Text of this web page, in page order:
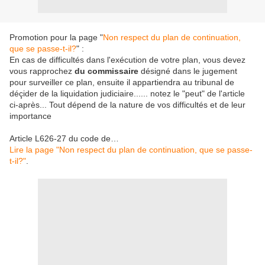
Promotion pour la page "Non respect du plan de continuation,
que se passe-t-il?" :
En cas de difficultés dans l'exécution de votre plan, vous devez
vous rapprochez du commissaire désigné dans le jugement
pour surveiller ce plan, ensuite il appartiendra au tribunal de
déçider de la liquidation judiciaire...... notez le "peut" de l'article
ci-après... Tout dépend de la nature de vos difficultés et de leur
importance
Article L626-27 du code de…
Lire la page "Non respect du plan de continuation, que se passe-
t-il?"